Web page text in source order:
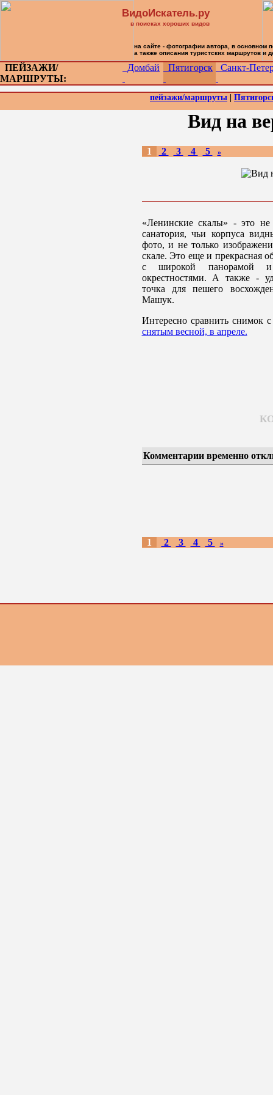
ПЕЙЗАЖИ/
МАРШРУТЫ:
Домбай Пятигорск Санкт-
пейзажи/маршруты
Вид на
1 2 3 4 5 »
«Ленинские скалы» - это не
санатория, чьи корпуса
фото, и не только
скале. Это еще и прекрасная
с широкой панорамой
окрестностями. А также -
точка для пешего
Машук.
Интересно сравнить снимок
снятым весной, в апреле.
Комментарии временно
1 2 3 4 5 »
ВидоИскатель.ру
в поисках хороших видов
на сайте - фотографии автора, в основном
а также описания туристских маршрутов и